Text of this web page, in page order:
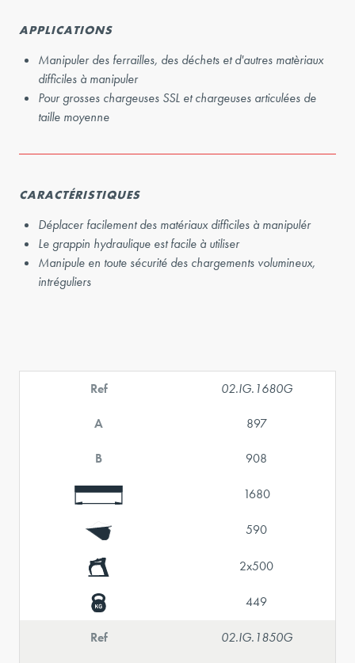
APPLICATIONS
Manipuler des ferrailles, des déchets et d'autres matèriaux
difficiles à manipuler
Pour grosses chargeuses SSL et chargeuses articulées de
taille moyenne
CARACTÉRISTIQUES
Déplacer facilement des matériaux difficiles à manipulér
Le grappin hydraulique est facile à utiliser
Manipule en toute sécurité des chargements volumineux,
intréguliers
Ref 02.IG.1680G
A 897
B 908
1680
590
2x500
449
Ref 02.IG.1850G